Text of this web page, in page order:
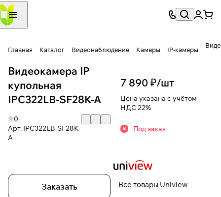
Главная Каталог Видеонаблюдение Камеры IP-камеры
Видеокамера IP
купольная
IPC322LB-SF28K-A
0
Арт. IPC322LB-SF28K-
A
Заказать
7 890 ₽/шт
Цена указана с учётом
НДС 22%
Под заказ
Все товары Uniview